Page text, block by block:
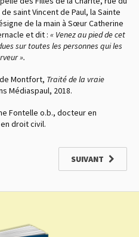
saint Vincent de Paul, la Sainte
de la main à Sœur Catherine
et dit : « Venez au pied de cet
sur toutes les personnes qui les
».
Montfort, Traité de la vraie
Médiaspaul, 2018.
Fontelle o.b., docteur en
droit civil.
SUIVANT